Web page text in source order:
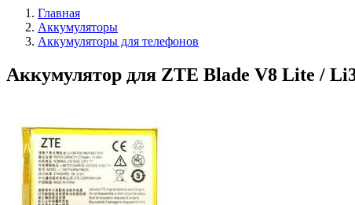
Главная
Аккумуляторы
Аккумуляторы для телефонов
Аккумулятор для ZTE Blade V8 Lite /